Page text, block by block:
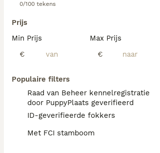
0/100 tekens
Prijs
Min Prijs
€
Max Prijs
€
Populaire filters
Raad van Beheer kennelregistratie
door PuppyPlaats geverifieerd
ID-geverifieerde fokkers
Met FCI stamboom